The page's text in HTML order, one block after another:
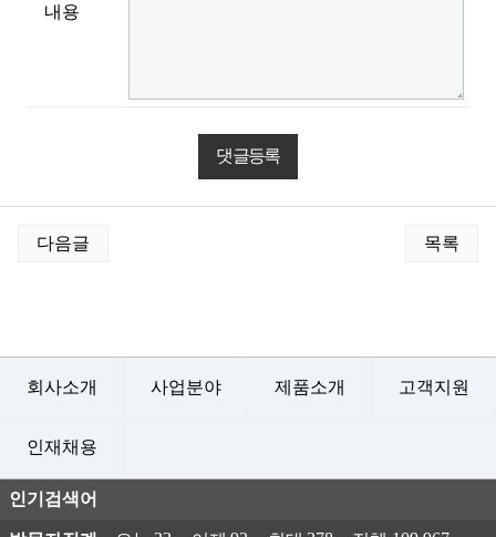
내용
게시물 하단 버튼
다음글 목록
회사소개 사업분야 제품소개 고객지원
인재채용
인기검색어